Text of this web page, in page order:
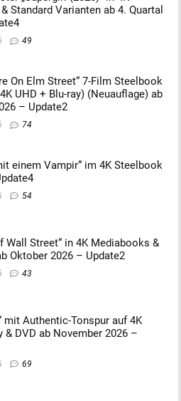
Standard Varianten ab 4. Quartal
49
On Elm Street“ 7-Film Steelbook
UHD + Blu-ray) (Neuauflage) ab
– Update2
74
einem Vampir“ im 4K Steelbook
54
Wall Street“ in 4K Mediabooks &
Oktober 2026 – Update2
43
mit Authentic-Tonspur auf 4K
& DVD ab November 2026 –
69